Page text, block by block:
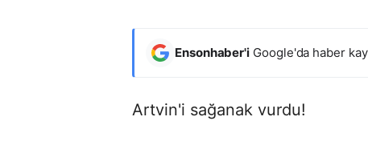
Ensonhaber'i Google'da haber
Artvin'i sağanak vurdu!